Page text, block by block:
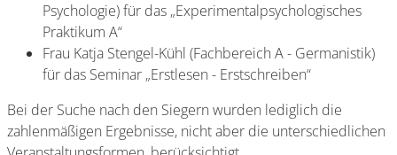
Psychologie) für das „Experimentalpsychologisches
Praktikum A“
Frau Katja Stengel-Kühl (Fachbereich A - Germanistik)
für das Seminar „Erstlesen - Erstschreiben“
Bei der Suche nach den Siegern wurden lediglich die
zahlenmäßigen Ergebnisse, nicht aber die unterschiedlichen